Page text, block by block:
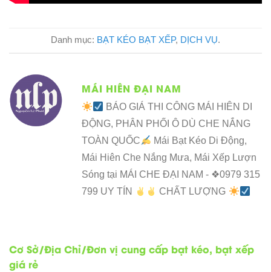
Danh mục: BẠT KÉO BẠT XẾP, DỊCH VỤ.
MÁI HIÊN ĐẠI NAM
BÁO GIÁ THI CÔNG MÁI HIÊN DI
ĐỘNG, PHÂN PHỐI Ô DÙ CHE NẮNG
TOÀN QUỐC
Mái Bạt Kéo Di Động,
Mái Hiên Che Nắng Mưa, Mái Xếp Lượn
Sóng tại MÁI CHE ĐẠI NAM - ❖0979 315
799 UY TÍN
CHẤT LƯỢNG
Cơ Sở/Địa Chỉ/Đơn vị cung cấp bạt kéo, bạt xếp
giá rẻ